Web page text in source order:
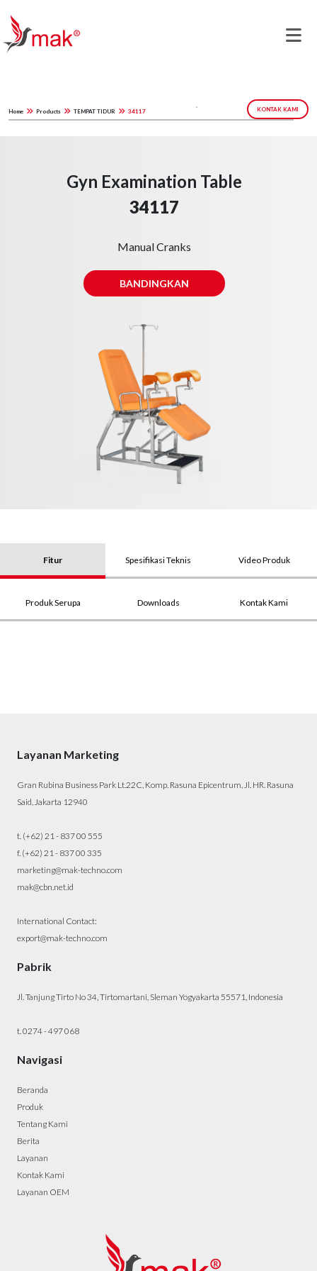
Home Products TEMPAT TIDUR 34117 KONTAK KAMI
Gyn Examination Table
34117
Manual Cranks
BANDINGKAN
Fitur Spesifikasi Teknis Video Produk
Produk Serupa Downloads Kontak Kami
Layanan Marketing
Gran Rubina Business Park Lt.22C, Komp. Rasuna Epicentrum, Jl. HR. Rasuna
Said, Jakarta 12940
t. (+62) 21 - 837 00 555
f. (+62) 21 - 837 00 335
marketing@mak-techno.com
mak@cbn.net.id
International Contact:
export@mak-techno.com
Pabrik
Jl. Tanjung Tirto No 34, Tirtomartani, Sleman Yogyakarta 55571, Indonesia
t. 0274 - 497 068
Navigasi
Beranda
Produk
Tentang Kami
Berita
Layanan
Kontak Kami
Layanan OEM